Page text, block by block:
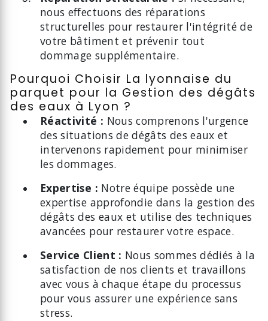
nous effectuons des réparations
structurelles pour restaurer l'intégrité de
votre bâtiment et prévenir tout
dommage supplémentaire.
Pourquoi Choisir La lyonnaise du
parquet pour la Gestion des dégâts
des eaux à Lyon ?
Réactivité : Nous comprenons l'urgence
des situations de dégâts des eaux et
intervenons rapidement pour minimiser
les dommages.
Expertise : Notre équipe possède une
expertise approfondie dans la gestion des
dégâts des eaux et utilise des techniques
avancées pour restaurer votre espace.
Service Client : Nous sommes dédiés à la
satisfaction de nos clients et travaillons
avec vous à chaque étape du processus
pour vous assurer une expérience sans
stress.